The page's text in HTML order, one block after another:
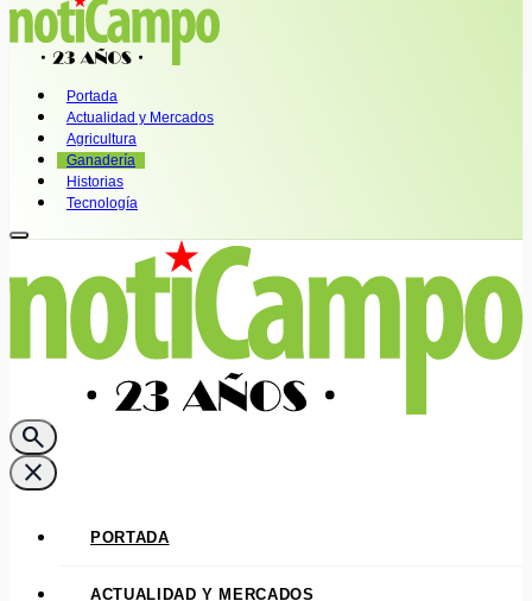
Portada
Actualidad y Mercados
Agricultura
Ganadería
Historias
Tecnología
search
close
PORTADA
ACTUALIDAD Y MERCADOS